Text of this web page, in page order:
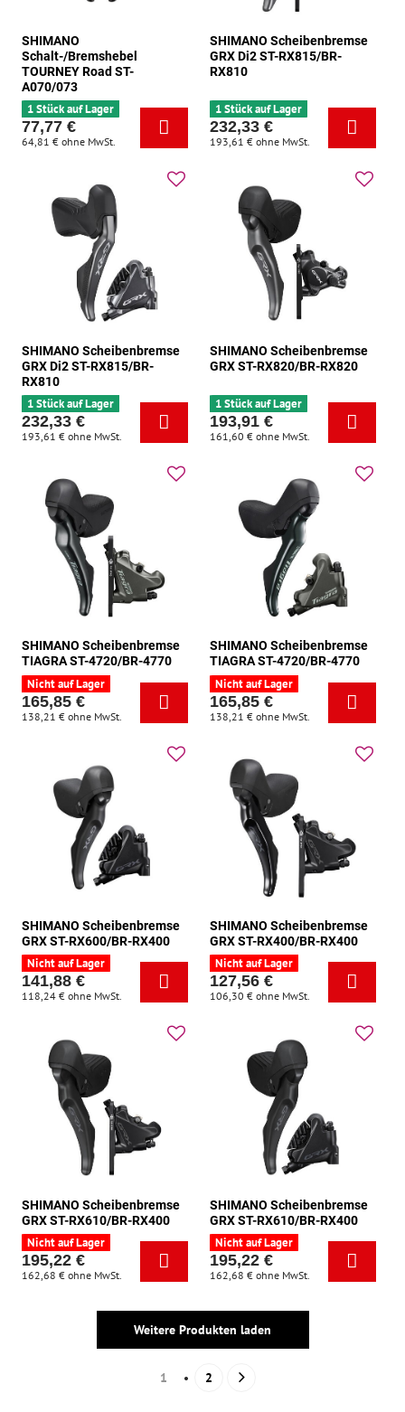
SHIMANO
Schalt-/Bremshebel
TOURNEY Road ST-
A070/073
1 Stück auf Lager
77,77 €
64,81 € ohne MwSt.
SHIMANO Scheibenbremse
GRX Di2 ST-RX815/BR-
RX810
1 Stück auf Lager
232,33 €
193,61 € ohne MwSt.
SHIMANO Scheibenbremse
GRX Di2 ST-RX815/BR-
RX810
1 Stück auf Lager
232,33 €
193,61 € ohne MwSt.
SHIMANO Scheibenbremse
GRX ST-RX820/BR-RX820
1 Stück auf Lager
193,91 €
161,60 € ohne MwSt.
SHIMANO Scheibenbremse
TIAGRA ST-4720/BR-4770
Nicht auf Lager
165,85 €
138,21 € ohne MwSt.
SHIMANO Scheibenbremse
TIAGRA ST-4720/BR-4770
Nicht auf Lager
165,85 €
138,21 € ohne MwSt.
SHIMANO Scheibenbremse
GRX ST-RX600/BR-RX400
Nicht auf Lager
141,88 €
118,24 € ohne MwSt.
SHIMANO Scheibenbremse
GRX ST-RX400/BR-RX400
Nicht auf Lager
127,56 €
106,30 € ohne MwSt.
SHIMANO Scheibenbremse
GRX ST-RX610/BR-RX400
Nicht auf Lager
195,22 €
162,68 € ohne MwSt.
SHIMANO Scheibenbremse
GRX ST-RX610/BR-RX400
Nicht auf Lager
195,22 €
162,68 € ohne MwSt.
Weitere Produkten laden
1 2